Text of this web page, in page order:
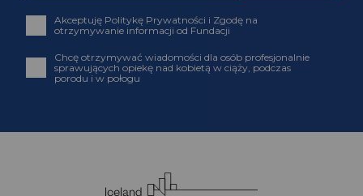
Akceptuję Politykę Prywatności i Zgodę na
otrzymywanie informacji od Fundacji
Chcę otrzymywać wiadomości dla osób profesjonalnie
sprawujących opiekę nad kobietą w ciąży, podczas
porodu i w połogu